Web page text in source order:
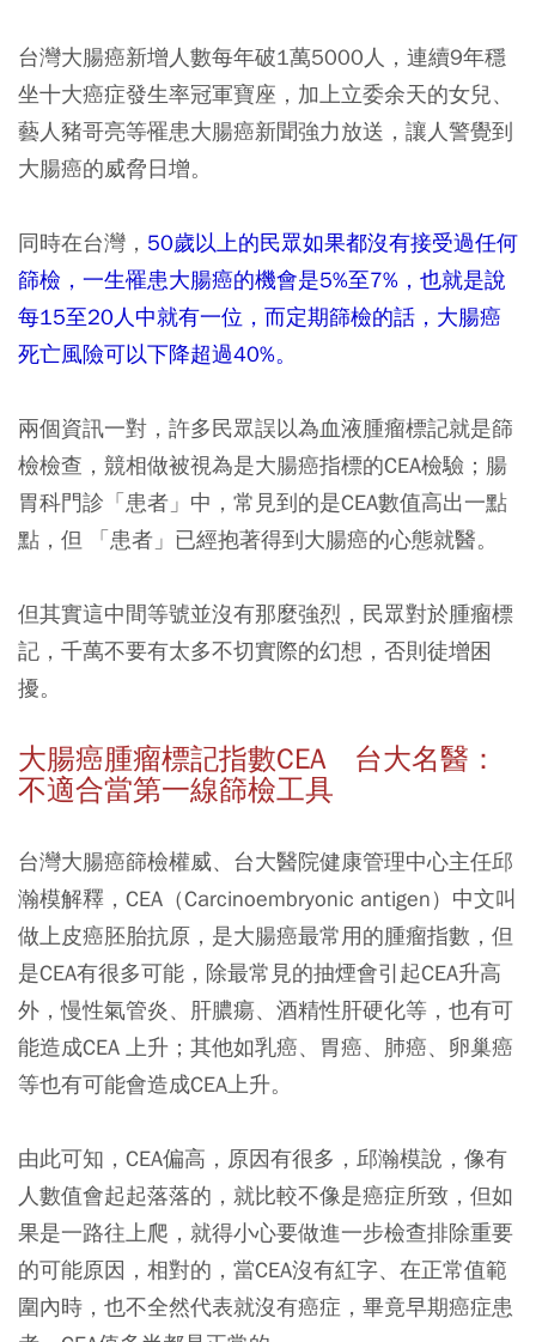
台灣大腸癌新增人數每年破1萬5000人，連續9年穩
坐十大癌症發生率冠軍寶座，加上立委余天的女兒、
藝人豬哥亮等罹患大腸癌新聞強力放送，讓人警覺到
大腸癌的威脅日增。
同時在台灣， 50歲以上的民眾如果都沒有接受過任何
篩檢，一生罹患大腸癌的機會是5%至7%，也就是說
每15至20人中就有一位，而定期篩檢的話，大腸癌
死亡風險可以下降超過40%。
兩個資訊一對，許多民眾誤以為血液腫瘤標記就是篩
檢檢查，競相做被視為是大腸癌指標的CEA檢驗；腸
胃科門診「患者」中，常見到的是CEA數值高出一點
點，但 「患者」已經抱著得到大腸癌的心態就醫。
但其實這中間等號並沒有那麼強烈，民眾對於腫瘤標
記，千萬不要有太多不切實際的幻想，否則徒增困
擾。
大腸癌腫瘤標記指數CEA 台大名醫：
不適合當第一線篩檢工具
台灣大腸癌篩檢權威、台大醫院健康管理中心主任邱
瀚模解釋，CEA（Carcinoembryonic antigen）中文叫
做上皮癌胚胎抗原，是大腸癌最常用的腫瘤指數，但
是CEA有很多可能，除最常見的抽煙會引起CEA升高
外，慢性氣管炎、肝膿瘍、酒精性肝硬化等，也有可
能造成CEA 上升；其他如乳癌、胃癌、肺癌、卵巢癌
等也有可能會造成CEA上升。
由此可知，CEA偏高，原因有很多，邱瀚模說，像有
人數值會起起落落的，就比較不像是癌症所致，但如
果是一路往上爬，就得小心要做進一步檢查排除重要
的可能原因，相對的，當CEA沒有紅字、在正常值範
圍內時，也不全然代表就沒有癌症，畢竟早期癌症患